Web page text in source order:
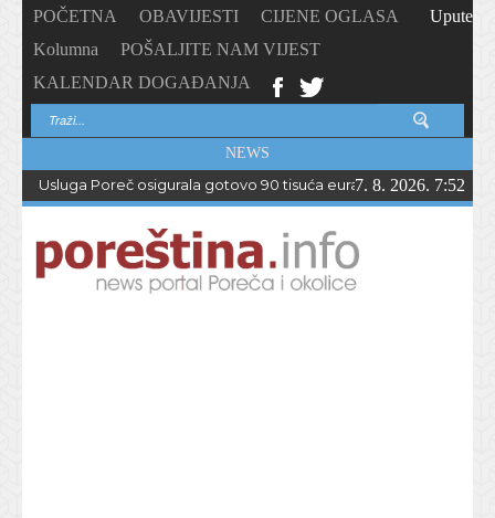
POČETNA OBAVIJESTI
CIJENE OGLASA
Kolumna
POŠALJITE NAM VIJEST
KALENDAR DOGAĐANJA
Upute
NEWS
Usluga Poreč osigurala gotovo 90 tisuća eura bespovratnih
7. 8. 2026. 7:52